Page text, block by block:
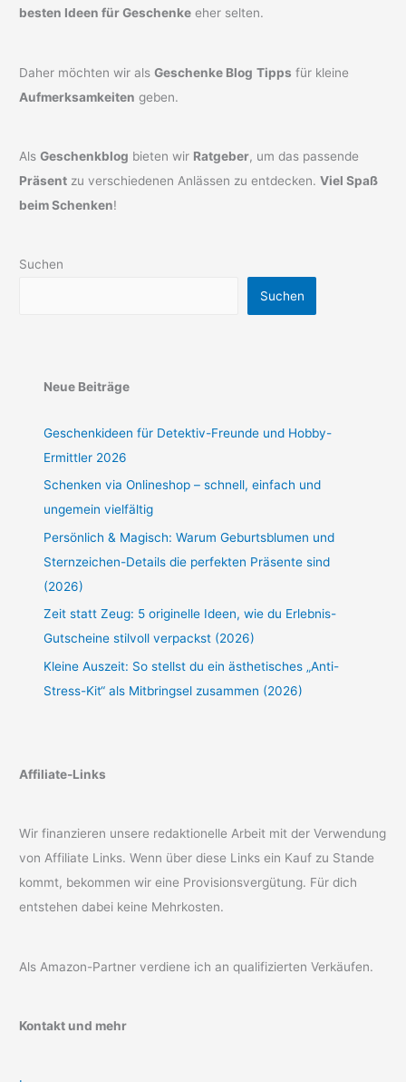
besten Ideen für Geschenke eher selten.
Daher möchten wir alsGeschenke Blog Tipps für kleine
Aufmerksamkeiten geben.
AlsGeschenkblog bieten wir Ratgeber, um das passende
Präsent zu verschiedenen Anlässen zu entdecken.Viel Spaß
beim Schenken!
Suchen
Suchen
Neue Beiträge
Geschenkideen für Detektiv-Freunde und Hobby-
Ermittler 2026
Schenken via Onlineshop – schnell, einfach und
ungemein vielfältig
Persönlich & Magisch: Warum Geburtsblumen und
Sternzeichen-Details die perfekten Präsente sind
(2026)
Zeit statt Zeug: 5 originelle Ideen, wie du Erlebnis-
Gutscheine stilvoll verpackst (2026)
Kleine Auszeit: So stellst du ein ästhetisches „Anti-
Stress-Kit“ als Mitbringsel zusammen (2026)
Affiliate-Links
Wir finanzieren unsere redaktionelle Arbeit mit der Verwendung
von Affiliate Links. Wenn über diese Links ein Kauf zu Stande
kommt, bekommen wir eine Provisionsvergütung. Für dich
entstehen dabei keine Mehrkosten.
Als Amazon-Partner verdiene ich an qualifizierten Verkäufen.
Kontakt und mehr